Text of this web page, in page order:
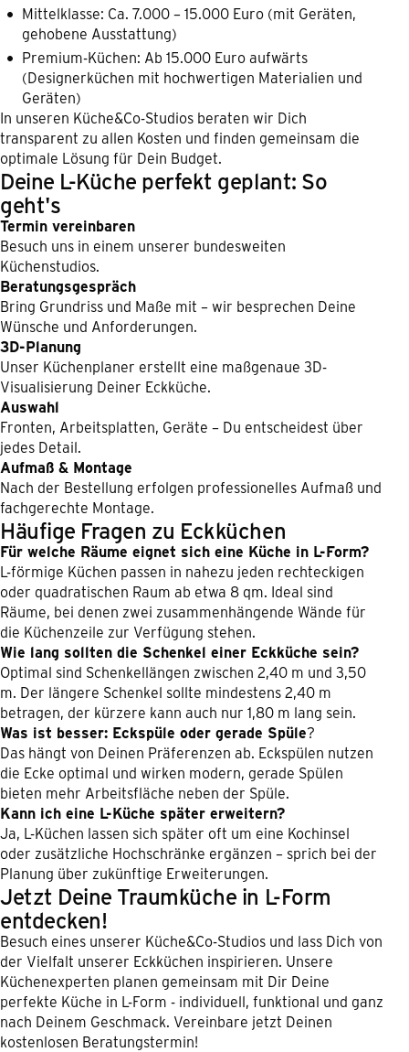
Mittelklasse: Ca. 7.000 – 15.000 Euro (mit Geräten,
gehobene Ausstattung)
Premium-Küchen: Ab 15.000 Euro aufwärts
(Designerküchen mit hochwertigen Materialien und
Geräten)
In unseren Küche&Co-Studios beraten wir Dich
transparent zu allen Kosten und finden gemeinsam die
optimale Lösung für Dein Budget.
Deine L-Küche perfekt geplant: So
geht's
Termin vereinbaren
Besuch uns in einem unserer bundesweiten
Küchenstudios.
Beratungsgespräch
Bring Grundriss und Maße mit – wir besprechen Deine
Wünsche und Anforderungen.
3D-Planung
Unser Küchenplaner erstellt eine maßgenaue 3D-
Visualisierung Deiner Eckküche.
Auswahl
Fronten, Arbeitsplatten, Geräte – Du entscheidest über
jedes Detail.
Aufmaß & Montage
Nach der Bestellung erfolgen professionelles Aufmaß und
fachgerechte Montage.
Häufige Fragen zu Eckküchen
Für welche Räume eignet sich eine Küche in L-Form?
L-förmige Küchen passen in nahezu jeden rechteckigen
oder quadratischen Raum ab etwa 8 qm. Ideal sind
Räume, bei denen zwei zusammenhängende Wände für
die Küchenzeile zur Verfügung stehen.
Wie lang sollten die Schenkel einer Eckküche sein?
Optimal sind Schenkellängen zwischen 2,40 m und 3,50
m. Der längere Schenkel sollte mindestens 2,40 m
betragen, der kürzere kann auch nur 1,80 m lang sein.
Was ist besser: Eckspüle oder gerade Spüle?
Das hängt von Deinen Präferenzen ab. Eckspülen nutzen
die Ecke optimal und wirken modern, gerade Spülen
bieten mehr Arbeitsfläche neben der Spüle.
Kann ich eine L-Küche später erweitern?
Ja, L-Küchen lassen sich später oft um eine Kochinsel
oder zusätzliche Hochschränke ergänzen – sprich bei der
Planung über zukünftige Erweiterungen.
Jetzt Deine Traumküche in L-Form
entdecken!
Besuch eines unserer Küche&Co-Studios und lass Dich von
der Vielfalt unserer Eckküchen inspirieren. Unsere
Küchenexperten planen gemeinsam mit Dir Deine
perfekte Küche in L-Form - individuell, funktional und ganz
nach Deinem Geschmack. Vereinbare jetzt Deinen
kostenlosen Beratungstermin!